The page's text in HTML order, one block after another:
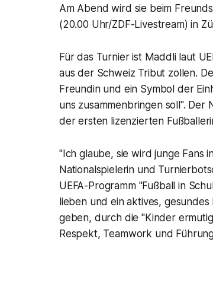
Am Abend wird sie beim
(20.00 Uhr/ZDF-Livestream) in
Für das Turnier ist Maddli laut
aus der Schweiz Tribut zollen.
Freundin und ein Symbol der
uns zusammenbringen soll".
der ersten lizenzierten
"Ich glaube, sie wird junge Fans
Nationalspielerin und
UEFA-Programm "Fußball in
lieben und ein aktives,
geben, durch die "Kinder
Respekt, Teamwork und